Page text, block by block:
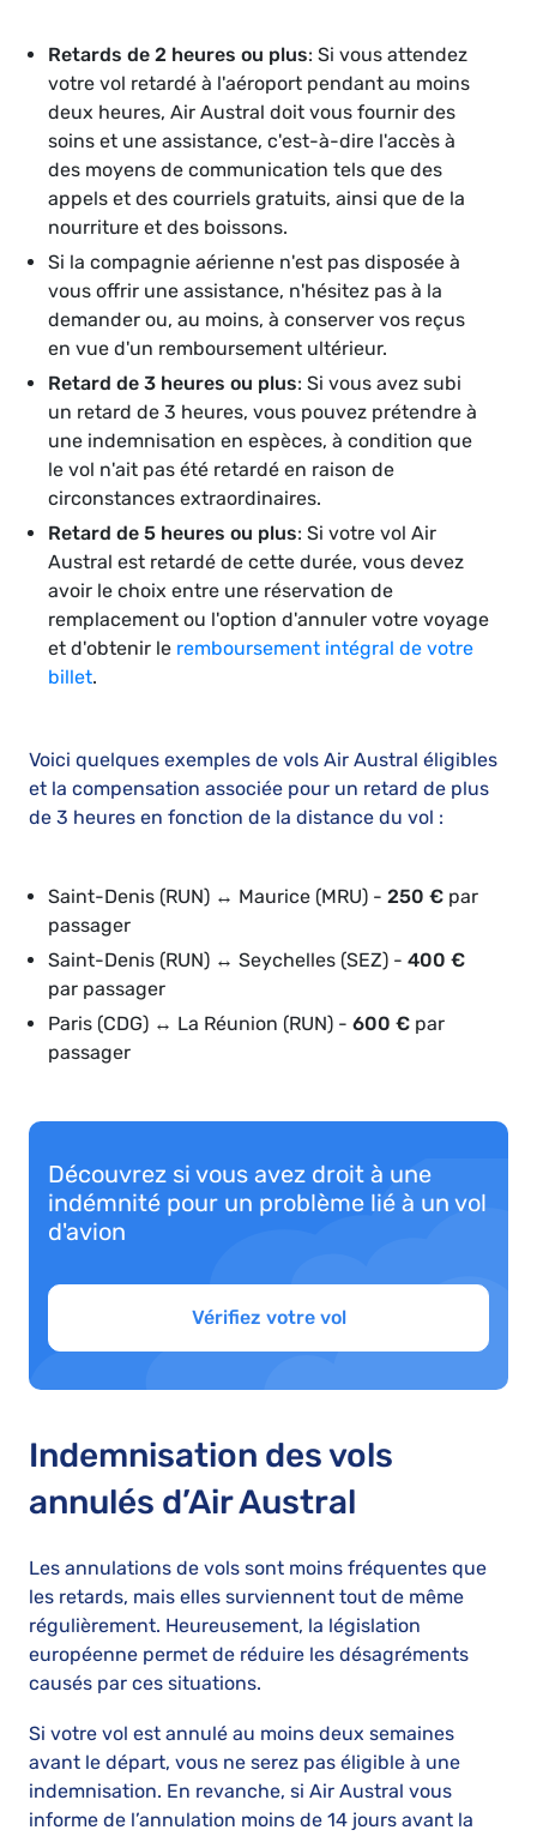
Retards de 2 heures ou plus: Si vous attendez
votre vol retardé à l'aéroport pendant au moins
deux heures, Air Austral doit vous fournir des
soins et une assistance, c'est-à-dire l'accès à
des moyens de communication tels que des
appels et des courriels gratuits, ainsi que de la
nourriture et des boissons.
Si la compagnie aérienne n'est pas disposée à
vous offrir une assistance, n'hésitez pas à la
demander ou, au moins, à conserver vos reçus
en vue d'un remboursement ultérieur.
Retard de 3 heures ou plus: Si vous avez subi
un retard de 3 heures, vous pouvez prétendre à
une indemnisation en espèces, à condition que
le vol n'ait pas été retardé en raison de
circonstances extraordinaires.
Retard de 5 heures ou plus: Si votre vol Air
Austral est retardé de cette durée, vous devez
avoir le choix entre une réservation de
remplacement ou l'option d'annuler votre voyage
et d'obtenir le remboursement intégral de votre
billet.
Voici quelques exemples de vols Air Austral éligibles
et la compensation associée pour un retard de plus
de 3 heures en fonction de la distance du vol :
Saint-Denis (RUN) ↔ Maurice (MRU) - 250 € par
passager
Saint-Denis (RUN) ↔ Seychelles (SEZ) - 400 €
par passager
Paris (CDG) ↔ La Réunion (RUN) - 600 € par
passager
Découvrez si vous avez droit à une
indémnité pour un problème lié à un vol
d'avion
Vérifiez votre vol
Indemnisation des vols
annulés d’Air Austral
Les annulations de vols sont moins fréquentes que
les retards, mais elles surviennent tout de même
régulièrement. Heureusement, la législation
européenne permet de réduire les désagréments
causés par ces situations.
Si votre vol est annulé au moins deux semaines
avant le départ, vous ne serez pas éligible à une
indemnisation. En revanche, si Air Austral vous
informe de l’annulation moins de 14 jours avant la